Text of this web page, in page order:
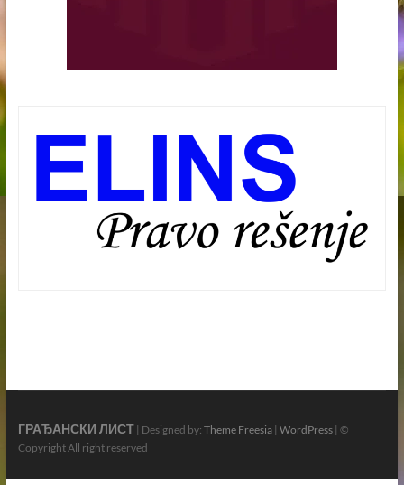
ГРАЂАНСКИ ЛИСТ| Designed by: Theme Freesia| WordPress| ©
Copyright All right reserved